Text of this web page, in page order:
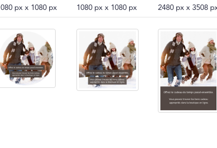
px x 1080 px 1080 px x 1080 px 2480 px x 3508